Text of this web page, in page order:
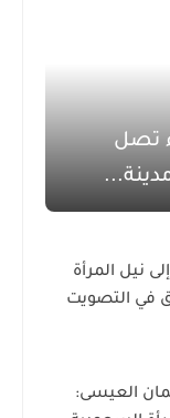
تصل
نيل المرأة
في التصويت
العيسى: